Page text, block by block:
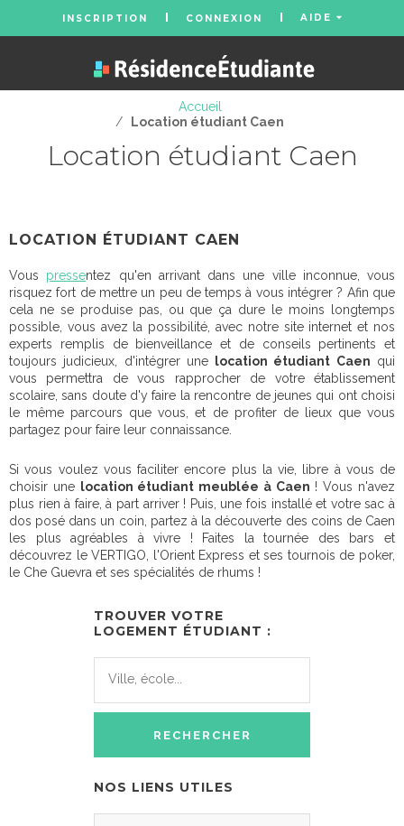
INSCRIPTION CONNEXION AIDE
Accueil
/
Location étudiant Caen
Location étudiant Caen
LOCATION ÉTUDIANT CAEN
Vous pressentez qu'en arrivant dans une ville inconnue, vous
risquez fort de mettre un peu de temps à vous intégrer ? Afin que
cela ne se produise pas, ou que ça dure le moins longtemps
possible, vous avez la possibilité, avec notre site internet et nos
experts remplis de bienveillance et de conseils pertinents et
toujours judicieux, d'intégrer une
location étudiant Caen qui
vous permettra de vous rapprocher de votre établissement
scolaire, sans doute d'y faire la rencontre de jeunes qui ont choisi
le même parcours que vous, et de profiter de lieux que vous
partagez pour faire leur connaissance.
Si vous voulez vous faciliter encore plus la vie, libre à vous de
choisir une location étudiant meublée à Caen ! Vous n'avez
plus rien à faire, à part arriver ! Puis, une fois installé et votre sac à
dos posé dans un coin, partez à la découverte des coins de Caen
les plus agréables à vivre ! Faites la tournée des bars et
découvrez le VERTIGO, l'Orient Express et ses tournois de poker,
le Che Guevra et ses spécialités de rhums !
TROUVER VOTRE
LOGEMENT ÉTUDIANT :
NOS LIENS UTILES